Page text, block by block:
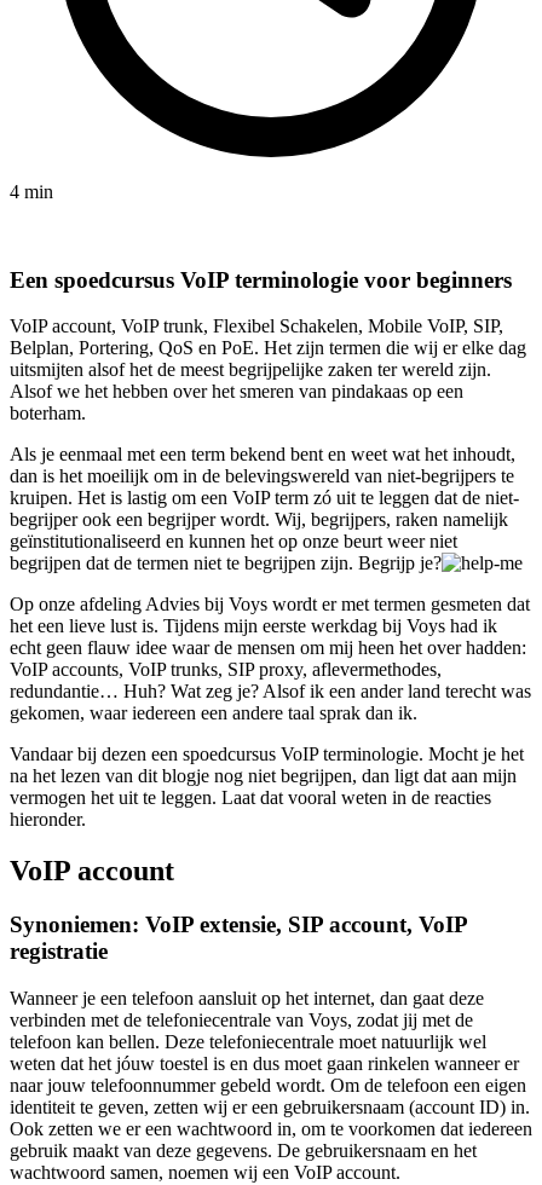
4 min
Een spoedcursus VoIP terminologie voor beginners
VoIP account, VoIP trunk, Flexibel Schakelen, Mobile VoIP, SIP,
Belplan, Portering, QoS en PoE. Het zijn termen die wij er elke dag
uitsmijten alsof het de meest begrijpelijke zaken ter wereld zijn.
Alsof we het hebben over het smeren van pindakaas op een
boterham.
Als je eenmaal met een term bekend bent en weet wat het inhoudt,
dan is het moeilijk om in de belevingswereld van niet-begrijpers te
kruipen. Het is lastig om een VoIP term zó uit te leggen dat de niet-
begrijper ook een begrijper wordt. Wij, begrijpers, raken namelijk
geïnstitutionaliseerd en kunnen het op onze beurt weer niet
begrijpen dat de termen niet te begrijpen zijn. Begrijp je?
Op onze afdeling Advies bij Voys wordt er met termen gesmeten dat
het een lieve lust is. Tijdens mijn eerste werkdag bij Voys had ik
echt geen flauw idee waar de mensen om mij heen het over hadden:
VoIP accounts, VoIP trunks, SIP proxy, aflevermethodes,
redundantie… Huh? Wat zeg je? Alsof ik een ander land terecht was
gekomen, waar iedereen een andere taal sprak dan ik.
Vandaar bij dezen een spoedcursus VoIP terminologie. Mocht je het
na het lezen van dit blogje nog niet begrijpen, dan ligt dat aan mijn
vermogen het uit te leggen. Laat dat vooral weten in de reacties
hieronder.
VoIP account
Synoniemen: VoIP extensie, SIP account, VoIP
registratie
Wanneer je een telefoon aansluit op het internet, dan gaat deze
verbinden met de telefoniecentrale van Voys, zodat jij met de
telefoon kan bellen. Deze telefoniecentrale moet natuurlijk wel
weten dat het jóuw toestel is en dus moet gaan rinkelen wanneer er
naar jouw telefoonnummer gebeld wordt. Om de telefoon een eigen
identiteit te geven, zetten wij er een gebruikersnaam (account ID) in.
Ook zetten we er een wachtwoord in, om te voorkomen dat iedereen
gebruik maakt van deze gegevens. De gebruikersnaam en het
wachtwoord samen, noemen wij een VoIP account.